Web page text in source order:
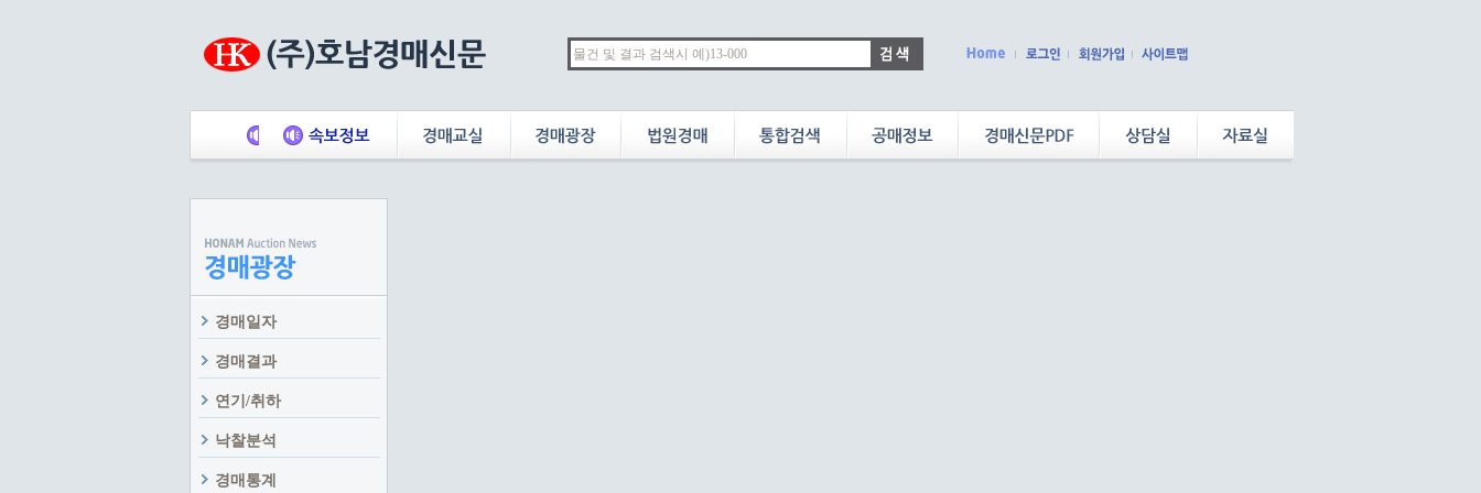
경매일자
경매결과
연기/취하
낙찰분석
경매통계